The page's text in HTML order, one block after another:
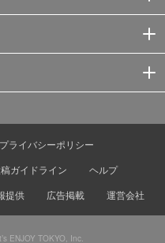
プライバシーポリシー
ガイドライン
ヘルプ
提供 広告掲載 運営会社
ENJOY TOKYO, Inc.